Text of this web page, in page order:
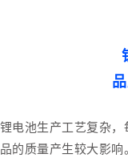
锂电池生产工艺复杂
品的质量产生较大影